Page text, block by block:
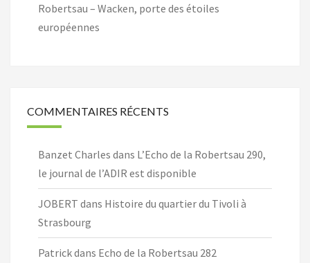
Robertsau – Wacken, porte des étoiles
européennes
COMMENTAIRES RÉCENTS
Banzet Charles dans L’Echo de la Robertsau 290,
le journal de l’ADIR est disponible
JOBERT dans Histoire du quartier du Tivoli à
Strasbourg
Patrickdans Echo de la Robertsau 282